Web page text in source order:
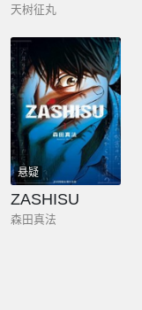
天树征丸
悬疑
ZASHISU
森田真法